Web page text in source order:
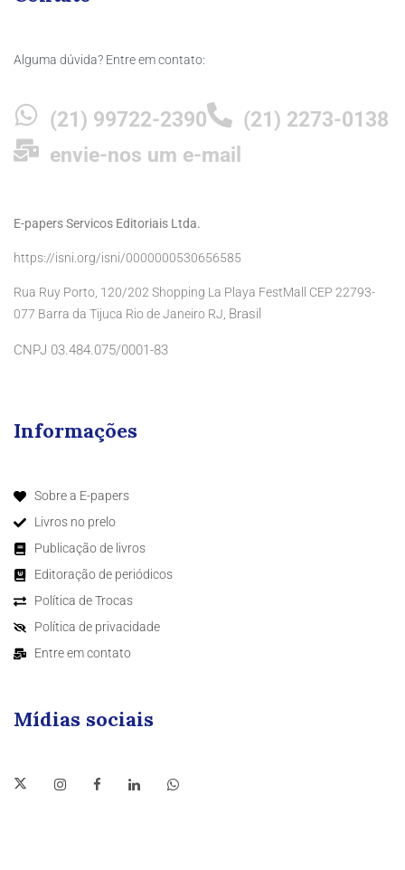
Alguma dúvida? Entre em contato:
(21) 99722-2390
(21) 2273-0138
envie-nos um e-mail
E-papers Servicos Editoriais Ltda.
https://isni.org/isni/0000000530656585
Rua Ruy Porto, 120/202 Shopping La Playa FestMall CEP 22793-
077 Barra da Tijuca Rio de Janeiro RJ, Brasil
CNPJ 03.484.075/0001-83
Informações
Sobre a E-papers
Livros no prelo
Publicação de livros
Editoração de periódicos
Política de Trocas
Política de privacidade
Entre em contato
Mídias sociais